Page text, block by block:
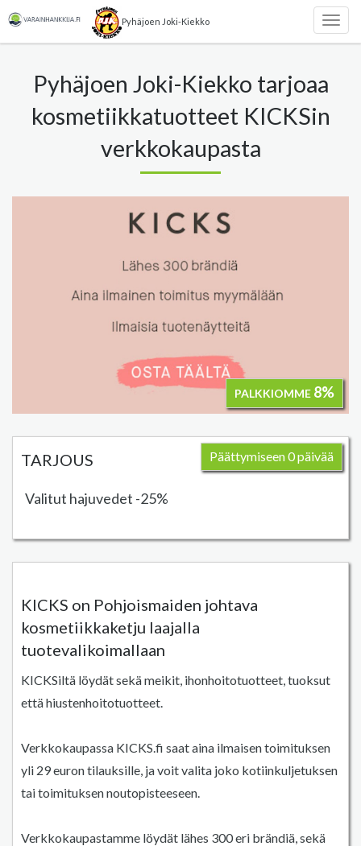
Pyhäjoen Joki-Kiekko
Pyhäjoen Joki-Kiekko tarjoaa
kosmetiikkatuotteet KICKSin
verkkokaupasta
PALKKIOMME 8%
TARJOUS Päättymiseen 0 päivää
Valitut hajuvedet -25%
KICKS on Pohjoismaiden johtava
kosmetiikkaketju laajalla
tuotevalikoimallaan
KICKSiltä löydät sekä meikit, ihonhoitotuotteet, tuoksut
että hiustenhoitotuotteet.
Verkkokaupassa KICKS.fi saat aina ilmaisen toimituksen
yli 29 euron tilauksille, ja voit valita joko kotiinkuljetuksen
tai toimituksen noutopisteeseen.
Verkkokaupastamme löydät lähes 300 eri brändiä, sekä